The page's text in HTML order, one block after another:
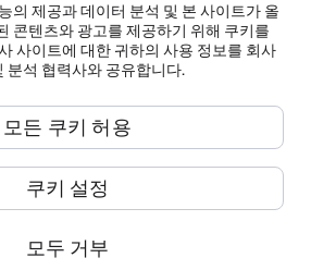
에서 받은 20,000개 이상의 리뷰
한국어
Miro ©2026
개인정보 취급방침
쿠키 관리
의 제공과 데이터 분석 및 본 사이트가 올
콘텐츠와 광고를 제공하기 위해 쿠키를
사이트에 대한 귀하의 사용 정보를 회사
분석 협력사와 공유합니다.
쿠키 설정
모두 거부
모든 쿠키 허용